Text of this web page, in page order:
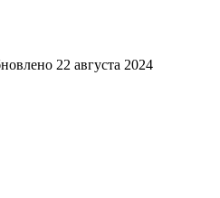
22 августа 2024